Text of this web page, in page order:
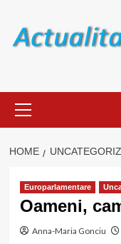
content
Menu
HOME
Europarlamentare
Oameni,
Anna-Maria Gonciu